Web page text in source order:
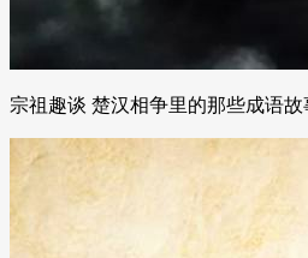
宗祖趣谈 楚汉相争里的那些成语故